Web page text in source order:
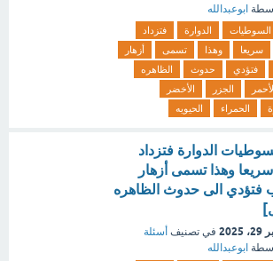
ابوعبدالله
السوطيات الدوارة
فتزداد
سريعا وهذا تسمى
أزهار
فتؤدي حدوث
الظاهره
الجزر
الأخضر
الحمراء الحيويه
الدوارة فتزداد
سريعا وهذا تسمى أزهار
فتؤدي الى حدوث الظاهره
في تصنيف أسئلة
ابوعبدالله